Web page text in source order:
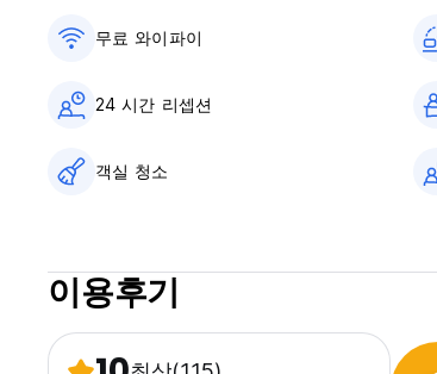
무료 와이파이
24 시간 리셉션
객실 청소
이용후기